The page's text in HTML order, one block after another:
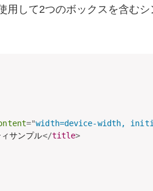
用して2つのボックスを含む
="width=device-width,
サンプル</title>